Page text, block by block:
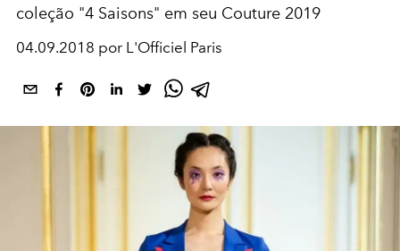
coleção "4 Saisons" em seu Couture 2019
04.09.2018 por L'Officiel Paris